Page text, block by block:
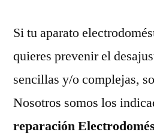
Si tu aparato
quieres prevenir el
sencillas y/o complejas,
Nosotros somos los
reparación